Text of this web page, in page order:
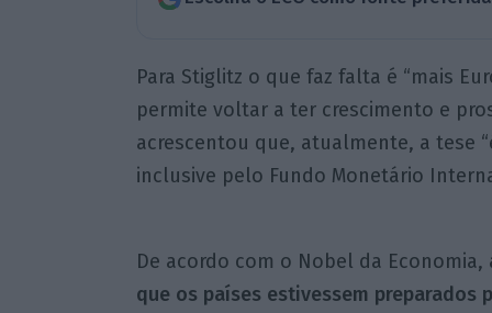
Para Stiglitz o que faz falta é “mais
permite voltar a ter crescimento e
acrescentou que, atualmente, a tese
inclusive pelo Fundo Monetário
De acordo com o Nobel da Economia,
que os países estivessem preparados